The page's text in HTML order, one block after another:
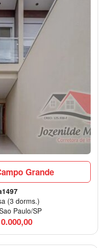
Grande
(3 dorms.)
Paulo/SP